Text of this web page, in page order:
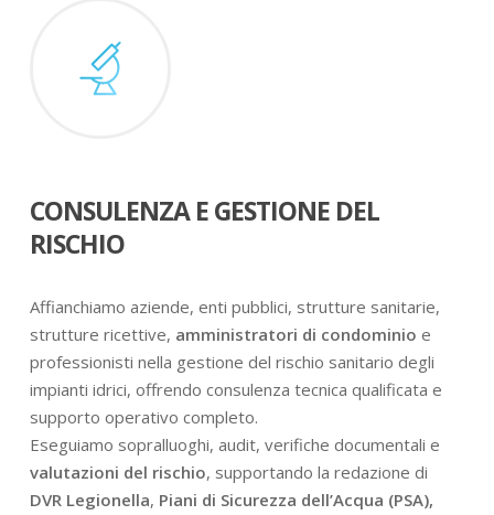
CONSULENZA E GESTIONE DEL
RISCHIO
Affianchiamo aziende, enti pubblici, strutture sanitarie,
strutture ricettive, amministratori di condominio e
professionisti nella gestione del rischio sanitario degli
impianti idrici, offrendo consulenza tecnica qualificata e
supporto operativo completo.
Eseguiamo sopralluoghi, audit, verifiche documentali e
valutazioni del rischio, supportando la redazione di
DVR Legionella, Piani di Sicurezza dell’Acqua (PSA),